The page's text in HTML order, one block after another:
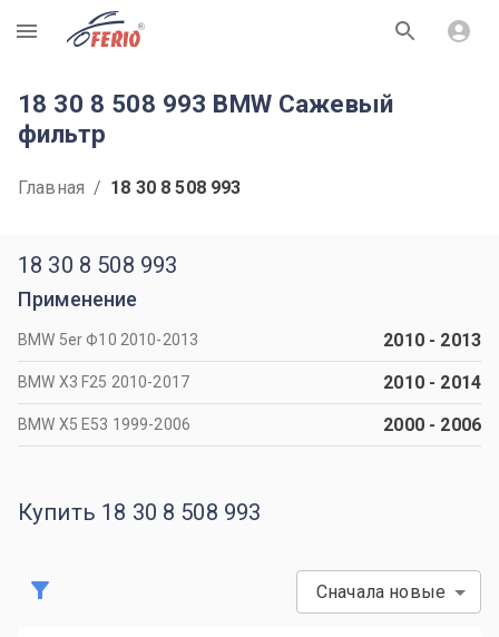
R
18 30 8 508 993 BMW Сажевый
фильтр
Главная / 18 30 8 508 993
18 30 8 508 993
Применение
BMW 5er Ф10 2010-2013 2010- 2013
BMW X3 F25 2010-2017 2010- 2014
BMW X5 Е53 1999-2006 2000- 2006
Купить 18 30 8 508 993
Сначала новые